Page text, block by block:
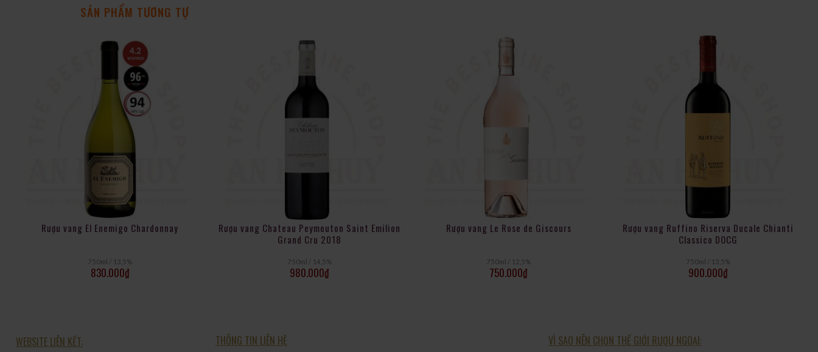
Guide Hachette des Vins: Đánh giá cao với những lời khen về cấu trúc và hương vị tươi mát
5. Cách thưởng thức
Gợi ý kết hợp: Phù hợp với hải sản, súc cầm và các món chế biến từ gà hoặc cá nướng.
SẢN PHẨM TƯƠNG TỰ
Rượu vang El Enemigo Chardonnay
750ml / 13,5%
830.000₫
Rượu vang Chateau Peymouton Saint Emilion
Grand Cru 2018
750ml / 14,5%
980.000₫
Rượu vang Le Rose de Giscours
750ml / 12,5%
750.000₫
Rượu vang Ruffino Riserva Ducale Chianti
Classico DOCG
750ml / 13,5%
900.000₫
WEBSITE LIÊN KẾT: THÔNG TIN LIÊN HỆ VÌ SAO NÊN CHỌN THẾ GIỚI RƯỢU NGOẠI: